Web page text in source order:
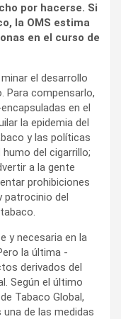
por hacerse. Si
la OMS estima
en el curso de
el desarrollo
Para compensarlo,
en el
la epidemia del
y las políticas
del cigarrillo;
a la gente
prohibiciones
patrocinio del
y necesaria en la
la última -
derivados del
Según el último
Tabaco Global,
de las medidas